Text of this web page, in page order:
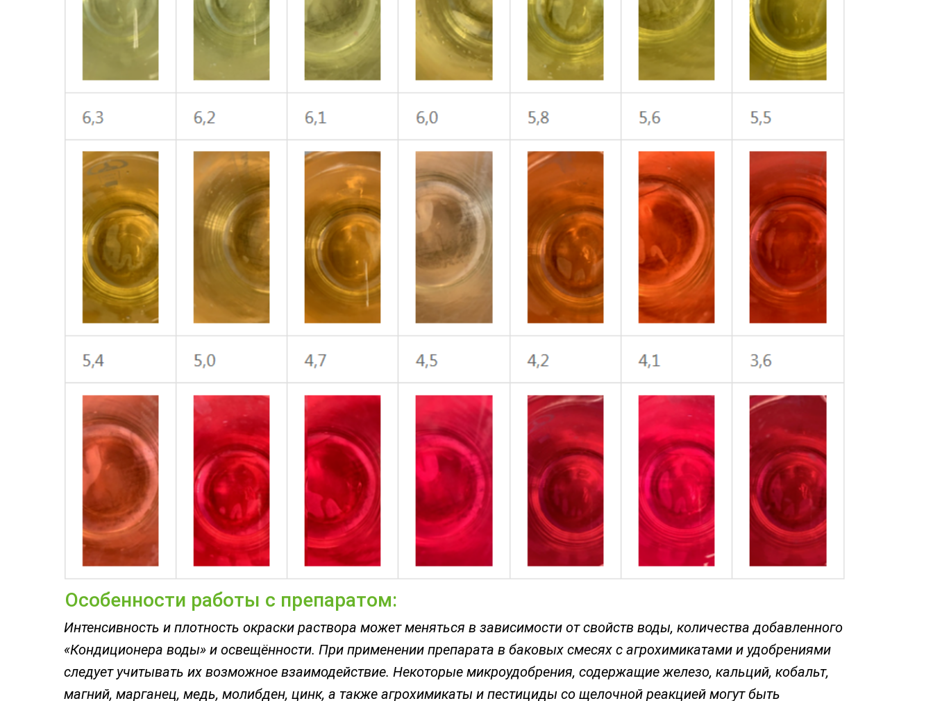
Интенсивность и плотность окраски раствора может меняться в зависимости от свойств воды, количества добавленного
«Кондиционера воды» и освещённости. При применении препарата в баковых смесях с агрохимикатами и удобрениями
следует учитывать их возможное взаимодействие. Некоторые микроудобрения, содержащие железо, кальций, кобальт,
магний, марганец, медь, молибден, цинк, а также агрохимикаты и пестициды со щелочной реакцией могут быть
Особенности работы с препаратом: